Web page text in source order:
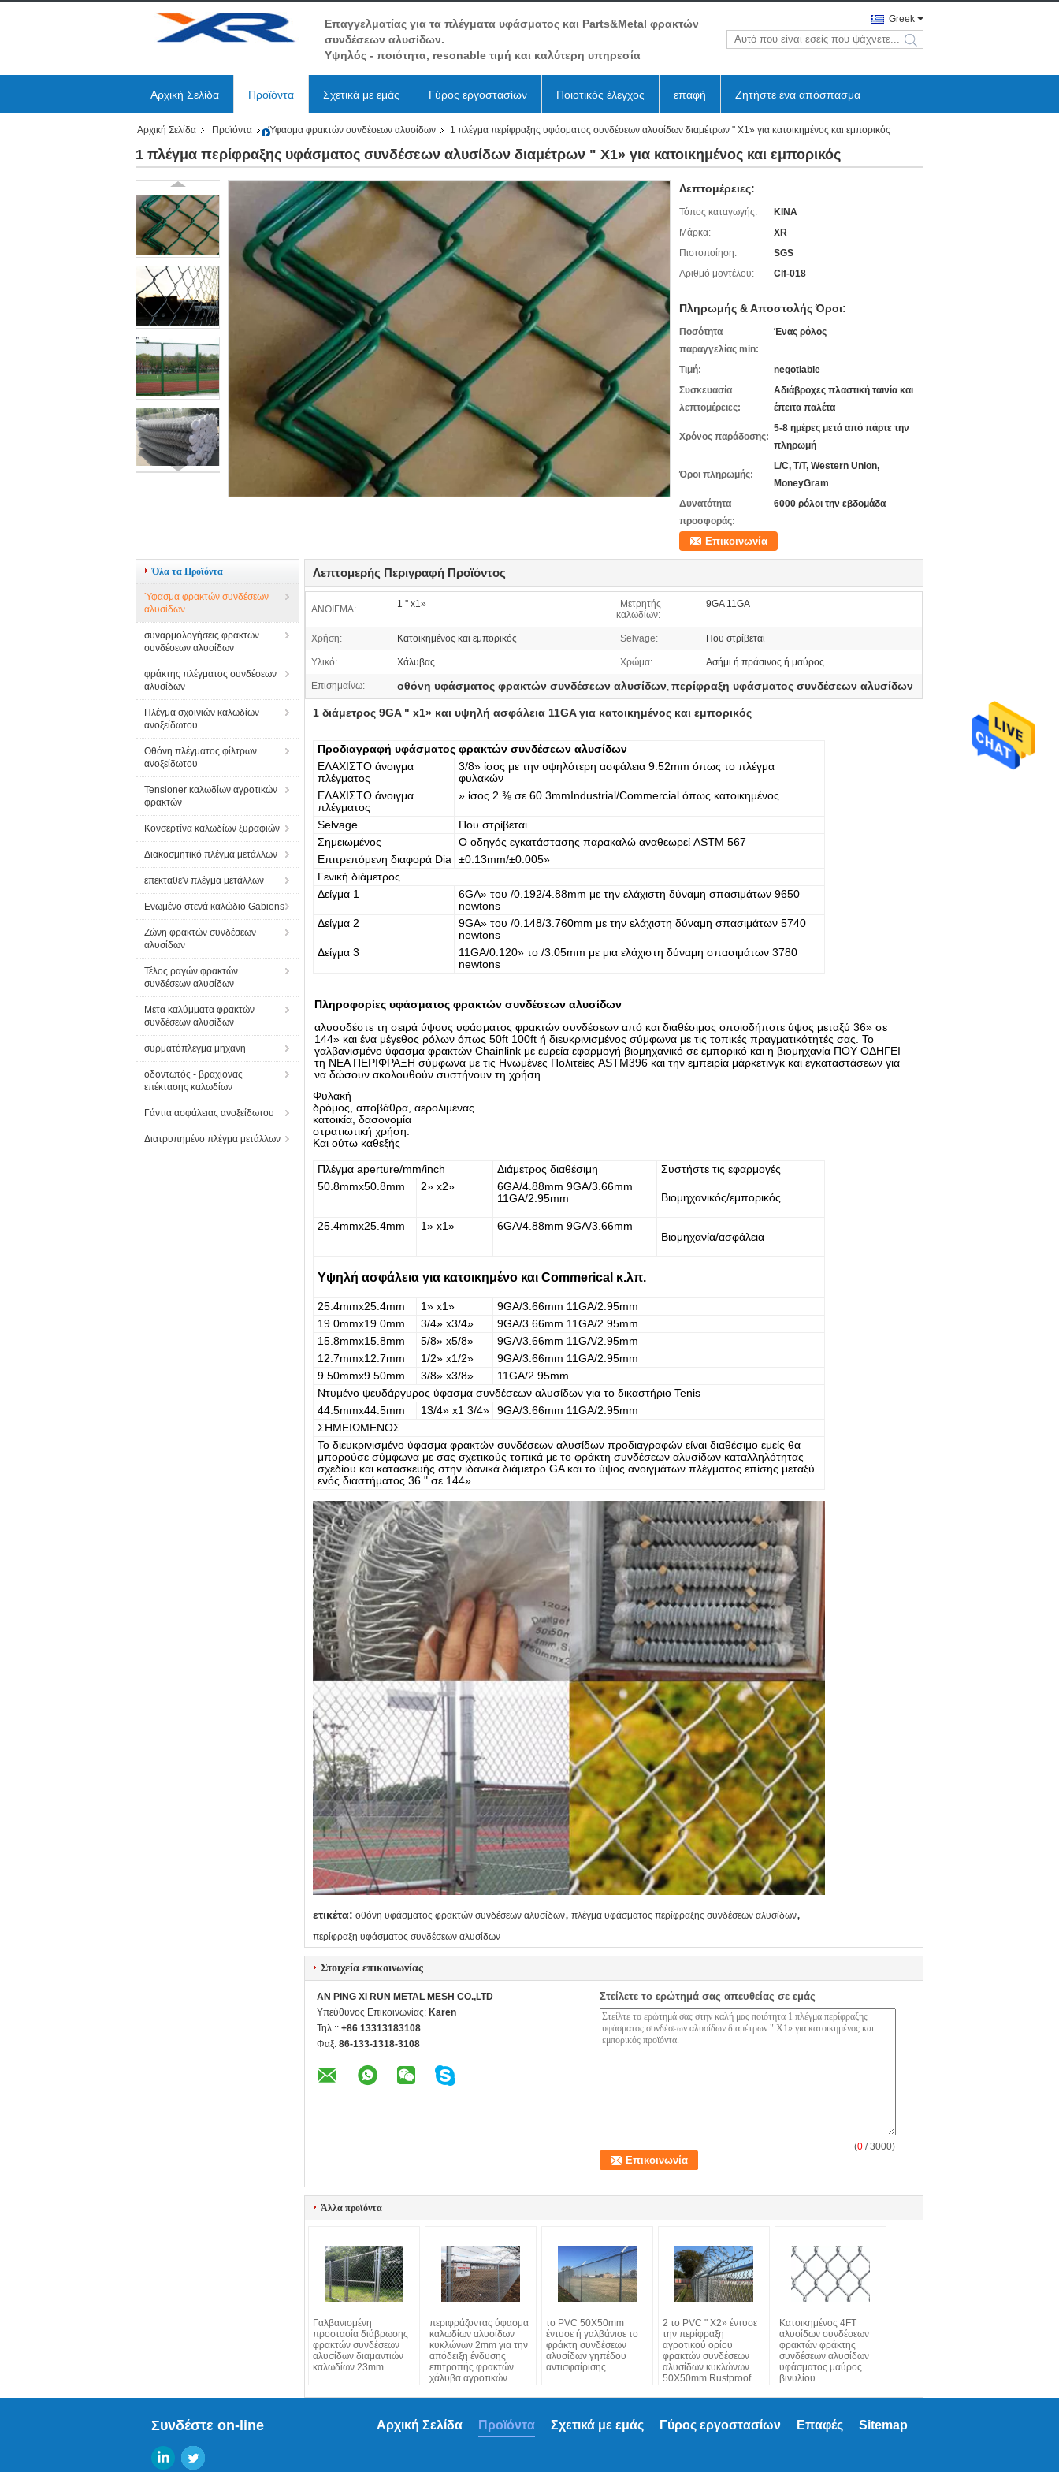
Επαγγελματίας για τα πλέγματα υφάσματος και Parts&Metal φρακτών
συνδέσεων αλυσίδων.
Υψηλός - ποιότητα, resonable τιμή και καλύτερη υπηρεσία
Greek
search
Αρχική Σελίδα Προϊόντα Σχετικά με εμάς Γύρος εργοστασίων Ποιοτικός έλεγχος επαφή Ζητήστε ένα απόσπασμα
Αρχική Σελίδα Προϊόντα Ύφασμα φρακτών συνδέσεων αλυσίδων 1 πλέγμα περίφραξης υφάσματος συνδέσεων αλυσίδων διαμέτρων " X1» για κατοικημένος και εμπορικός
1 πλέγμα περίφραξης υφάσματος συνδέσεων αλυσίδων διαμέτρων " X1» για κατοικημένος και εμπορικός
Λεπτομέρειες:
Τόπος καταγωγής:
ΚΙΝΑ
Μάρκα:
XR
Πιστοποίηση:
SGS
Αριθμό μοντέλου:
Clf-018
Πληρωμής & Αποστολής Όροι:
Ποσότητα
παραγγελίας min:
Ένας ρόλος
Τιμή:
negotiable
Συσκευασία
λεπτομέρειες:
Αδιάβροχες πλαστική ταινία και
έπειτα παλέτα
Χρόνος παράδοσης:
5-8 ημέρες μετά από πάρτε την
πληρωμή
Όροι πληρωμής:
L/C, T/T, Western Union,
MoneyGram
Δυνατότητα
προσφοράς:
6000 ρόλοι την εβδομάδα
Επικοινωνία
Όλα τα Προϊόντα
Ύφασμα φρακτών συνδέσεων
αλυσίδων
συναρμολογήσεις φρακτών
συνδέσεων αλυσίδων
φράκτης πλέγματος συνδέσεων
αλυσίδων
Πλέγμα σχοινιών καλωδίων
ανοξείδωτου
Οθόνη πλέγματος φίλτρων
ανοξείδωτου
Tensioner καλωδίων αγροτικών
φρακτών
Κονσερτίνα καλωδίων ξυραφιών
Διακοσμητικό πλέγμα μετάλλων
επεκταθε'ν πλέγμα μετάλλων
Ενωμένο στενά καλώδιο Gabions
Ζώνη φρακτών συνδέσεων
αλυσίδων
Τέλος ραγών φρακτών
συνδέσεων αλυσίδων
Μετα καλύμματα φρακτών
συνδέσεων αλυσίδων
συρματόπλεγμα μηχανή
οδοντωτός - βραχίονας
επέκτασης καλωδίων
Γάντια ασφάλειας ανοξείδωτου
Διατρυπημένο πλέγμα μετάλλων
Λεπτομερής Περιγραφή Προϊόντος
ΑΝΟΙΓΜΑ: 1 '' x1»
Μετρητής
καλωδίων:
9GA 11GA
Χρήση: Κατοικημένος και εμπορικός Selvage: Που στρίβεται
Υλικό: Χάλυβας Χρώμα: Ασήμι ή πράσινος ή μαύρος
Επισημαίνω: οθόνη υφάσματος φρακτών συνδέσεων αλυσίδων, περίφραξη υφάσματος συνδέσεων αλυσίδων
1 διάμετρος 9GA " x1» και υψηλή ασφάλεια 11GA για κατοικημένος και εμπορικός
Προδιαγραφή υφάσματος φρακτών συνδέσεων αλυσίδων
ΕΛΑΧΙΣΤΟ άνοιγμα
πλέγματος
3/8» ίσος με την υψηλότερη ασφάλεια 9.52mm όπως το πλέγμα
φυλακών
ΕΛΑΧΙΣΤΟ άνοιγμα
πλέγματος
» ίσος 2 ⅜ σε 60.3mmIndustrial/Commercial όπως κατοικημένος
Selvage
Που στρίβεται
Σημειωμένος
Ο οδηγός εγκατάστασης παρακαλώ αναθεωρεί ASTM 567
Επιτρεπόμενη διαφορά Dia
±0.13mm/±0.005»
Γενική διάμετρος
Δείγμα 1
6GA» του /0.192/4.88mm με την ελάχιστη δύναμη σπασιμάτων 9650
newtons
Δείγμα 2
9GA» του /0.148/3.760mm με την ελάχιστη δύναμη σπασιμάτων 5740
newtons
Δείγμα 3
11GA/0.120» το /3.05mm με μια ελάχιστη δύναμη σπασιμάτων 3780
newtons
Πληροφορίες υφάσματος φρακτών συνδέσεων αλυσίδων
αλυσοδέστε τη σειρά ύψους υφάσματος φρακτών συνδέσεων από και διαθέσιμος οποιοδήποτε ύψος μεταξύ 36» σε
144» και ένα μέγεθος ρόλων όπως 50ft 100ft ή διευκρινισμένος σύμφωνα με τις τοπικές πραγματικότητές σας. Το
γαλβανισμένο ύφασμα φρακτών Chainlink με ευρεία εφαρμογή βιομηχανικό σε εμπορικό και η βιομηχανία ΠΟΥ ΟΔΗΓΕΙ
τη ΝΕΑ ΠΕΡΙΦΡΑΞΗ σύμφωνα με τις Ηνωμένες Πολιτείες ASTM396 και την εμπειρία μάρκετινγκ και εγκαταστάσεων για
να δώσουν ακολουθούν συστήνουν τη χρήση.
Φυλακή
δρόμος, αποβάθρα, αερολιμένας
κατοικία, δασονομία
στρατιωτική χρήση.
Και ούτω καθεξής
Πλέγμα aperture/mm/inch Διάμετρος διαθέσιμη
Συστήστε τις εφαρμογές
50.8mmx50.8mm
2» x2»
6GA/4.88mm 9GA/3.66mm
11GA/2.95mm
Βιομηχανικός/εμπορικός
25.4mmx25.4mm 1» x1»
6GA/4.88mm 9GA/3.66mm
Βιομηχανία/ασφάλεια
Υψηλή ασφάλεια για κατοικημένο και Commerical κ.λπ.
25.4mmx25.4mm 1» x1»
9GA/3.66mm 11GA/2.95mm
19.0mmx19.0mm
3/4» x3/4»
9GA/3.66mm 11GA/2.95mm
15.8mmx15.8mm
5/8» x5/8»
9GA/3.66mm 11GA/2.95mm
12.7mmx12.7mm
1/2» x1/2»
9GA/3.66mm 11GA/2.95mm
9.50mmx9.50mm
3/8» x3/8»
11GA/2.95mm
Ντυμένο ψευδάργυρος ύφασμα συνδέσεων αλυσίδων για το δικαστήριο Tenis
44.5mmx44.5mm
13/4» x1 3/4»
9GA/3.66mm 11GA/2.95mm
ΣΗΜΕΙΩΜΕΝΟΣ
Το διευκρινισμένο ύφασμα φρακτών συνδέσεων αλυσίδων προδιαγραφών είναι διαθέσιμο εμείς θα
μπορούσε σύμφωνα με σας σχετικούς τοπικά με το φράκτη συνδέσεων αλυσίδων καταλληλότητας
σχεδίου και κατασκευής στην ιδανικά διάμετρο GA και το ύψος ανοιγμάτων πλέγματος επίσης μεταξύ
ενός διαστήματος 36 " σε 144»
ετικέτα: οθόνη υφάσματος φρακτών συνδέσεων αλυσίδων, πλέγμα υφάσματος περίφραξης συνδέσεων αλυσίδων,
περίφραξη υφάσματος συνδέσεων αλυσίδων
Στοιχεία επικοινωνίας
AN PING XI RUN METAL MESH CO.,LTD
Υπεύθυνος Επικοινωνίας: Karen
Τηλ.:: +86 13313183108
Φαξ: 86-133-1318-3108
Στείλετε το ερώτημά σας απευθείας σε εμάς
(0 / 3000)
Άλλα προϊόντα
Γαλβανισμένη
προστασία διάβρωσης
φρακτών συνδέσεων
αλυσίδων διαμαντιών
καλωδίων 23mm
περιφράζοντας ύφασμα
καλωδίων αλυσίδων
κυκλώνων 2mm για την
απόδειξη ένδυσης
επιτροπής φρακτών
χάλυβα αγροτικών
το PVC 50X50mm
έντυσε ή γαλβάνισε το
φράκτη συνδέσεων
αλυσίδων γηπέδου
αντισφαίρισης
2 το PVC " X2» έντυσε
την περίφραξη
αγροτικού ορίου
φρακτών συνδέσεων
αλυσίδων κυκλώνων
50X50mm Rustproof
Κατοικημένος 4FT
αλυσίδων συνδέσεων
φρακτών φράκτης
συνδέσεων αλυσίδων
υφάσματος μαύρος
βινυλίου
Συνδέστε on-line Sitemap
Επαφές
Γύρος εργοστασίων
Σχετικά με εμάς
Προϊόντα
Αρχική Σελίδα